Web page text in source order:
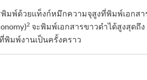
พ์ด้วยแท็งก์หมึกความจุสูงที่พิมพ์เอกสา
2 จะพิมพ์เอกสารขาวดำได้สูงสุดถึง
พิมพ์งานเป็นครั้งคราว